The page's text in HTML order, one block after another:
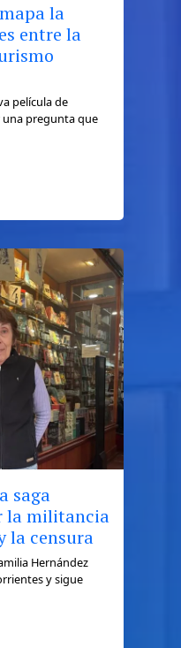
la
entre la
película de
pregunta que
saga
la militancia
la censura
Hernández
y sigue